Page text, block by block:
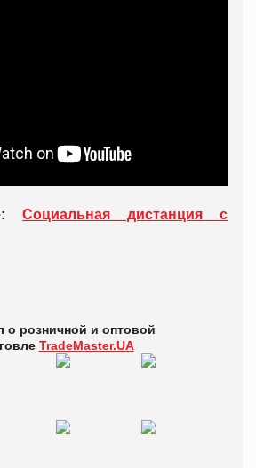
Социальная дистанция с
о розничной и оптовой
TradeMaster.UA